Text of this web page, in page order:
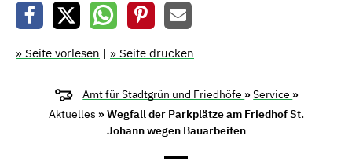
» Seite vorlesen | » Seite drucken
Amt für Stadtgrün und Friedhöfe »Service »
Aktuelles » Wegfall der Parkplätze am Friedhof St.
Johann wegen Bauarbeiten